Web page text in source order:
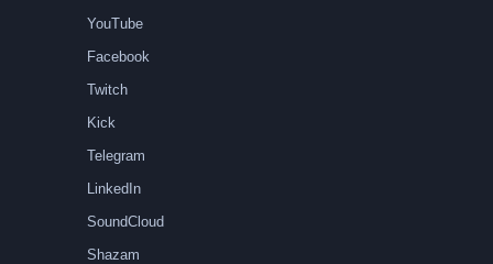
YouTube
Facebook
Twitch
Kick
Telegram
LinkedIn
SoundCloud
Shazam